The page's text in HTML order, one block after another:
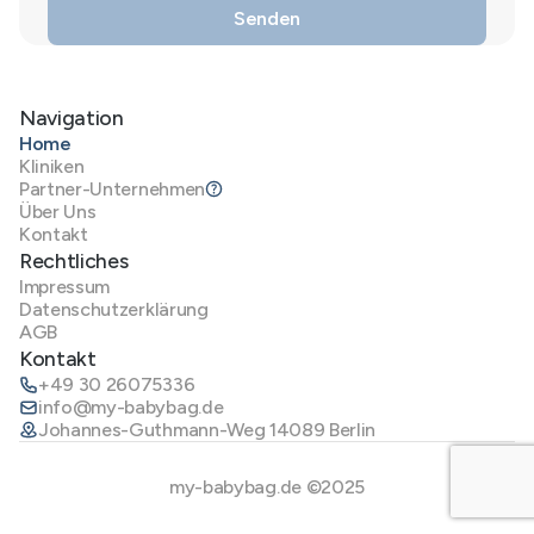
Navigation
Home
Kliniken
Partner-Unternehmen
Über Uns
Kontakt
Rechtliches
Impressum
Datenschutzerklärung
AGB
Kontakt
+49 30 26075336
info@my-babybag.de
Johannes-Guthmann-Weg 14089 Berlin
my-babybag.de ©2025